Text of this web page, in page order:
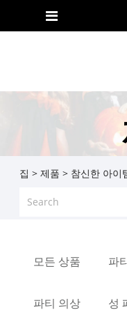
집 > 제품 > 참신한 아이
모든 상품 파
파티 의상 성